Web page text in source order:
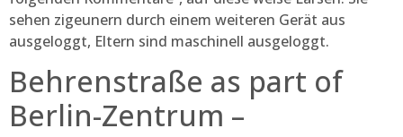
sehen zigeunern durch einem weiteren Gerät aus
ausgeloggt, Eltern sind maschinell ausgeloggt.
Behrenstraße as part of
Berlin-Zentrum –